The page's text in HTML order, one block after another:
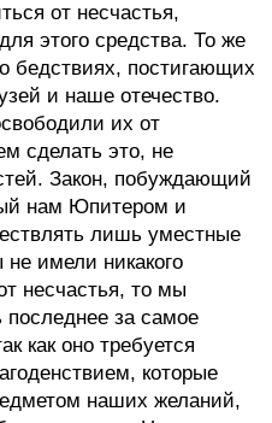
от несчастья,
этого средства. То же
бедствиях, постигающих
и наше отечество.
их от
сделать это, не
Закон, побуждающий
нам Юпитером и
лишь уместные
имели никакого
несчастья, то мы
за самое
как оно требуется
которые
наших желаний,